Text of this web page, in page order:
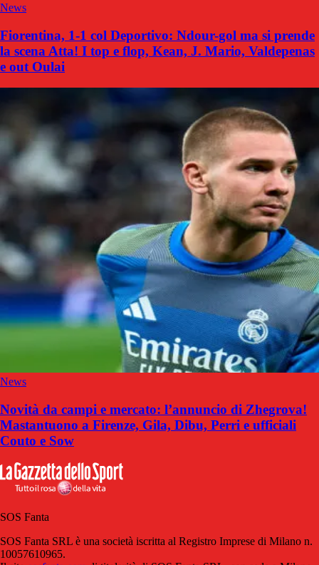
News
Fiorentina, 1-1 col Deportivo: Ndour-gol ma si prende
la scena Atta! I top e flop, Kean, J. Mario, Valdepenas
e out Oulai
News
Novità da campi e mercato: l’annuncio di Zhegrova!
Mastantuono a Firenze, Gila, Dibu, Perri e ufficiali
Couto e Sow
SOS Fanta
SOS Fanta SRL è una società iscritta al Registro Imprese di Milano n.
10057610965.